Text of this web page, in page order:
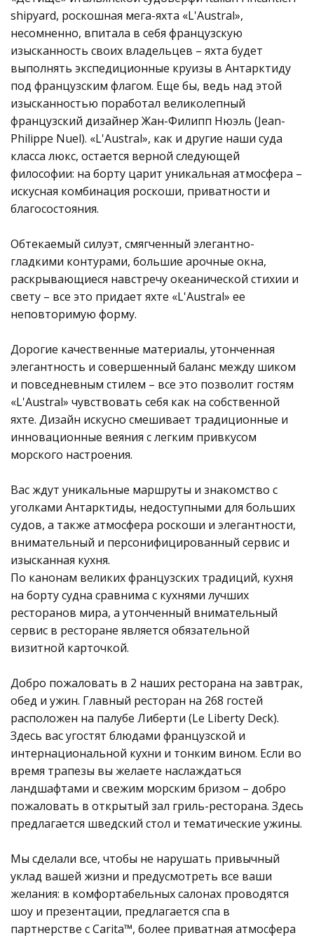
shipyard, роскошная мега-яхта «L'Austral»,
несомненно, впитала в себя французскую
изысканность своих владельцев – яхта будет
выполнять экспедиционные круизы в Антарктиду
под французским флагом. Еще бы, ведь над этой
изысканностью поработал великолепный
французский дизайнер Жан-Филипп Нюэль (Jean-
Philippe Nuel). «L'Austral», как и другие наши суда
класса люкс, остается верной следующей
философии: на борту царит уникальная атмосфера –
искусная комбинация роскоши, приватности и
благосостояния.
Обтекаемый силуэт, смягченный элегантно-
гладкими контурами, большие арочные окна,
раскрывающиеся навстречу океанической стихии и
свету – все это придает яхте «L'Austral» ее
неповторимую форму.
Дорогие качественные материалы, утонченная
элегантность и совершенный баланс между шиком
и повседневным стилем – все это позволит гостям
«L'Austral» чувствовать себя как на собственной
яхте. Дизайн искусно смешивает традиционные и
инновационные веяния с легким привкусом
морского настроения.
Вас ждут уникальные маршруты и знакомство с
уголками Антарктиды, недоступными для больших
судов, а также атмосфера роскоши и элегантности,
внимательный и персонифицированный сервис и
изысканная кухня.
По канонам великих французских традиций, кухня
на борту судна сравнима с кухнями лучших
ресторанов мира, а утонченный внимательный
сервис в ресторане является обязательной
визитной карточкой.
Добро пожаловать в 2 наших ресторана на завтрак,
обед и ужин. Главный ресторан на 268 гостей
расположен на палубе Либерти (Le Liberty Deck).
Здесь вас угостят блюдами французской и
интернациональной кухни и тонким вином. Если во
время трапезы вы желаете наслаждаться
ландшафтами и свежим морским бризом – добро
пожаловать в открытый зал гриль-ресторана. Здесь
предлагается шведский стол и тематические ужины.
Мы сделали все, чтобы не нарушать привычный
уклад вашей жизни и предусмотреть все ваши
желания: в комфортабельных салонах проводятся
шоу и презентации, предлагается спа в
партнерстве с Carita™, более приватная атмосфера